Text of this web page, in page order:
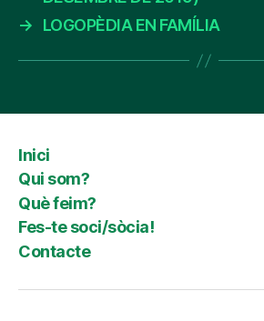
→
LOGOPÈDIA EN FAMÍLIA
Inici
Qui som?
Què feim?
Fes-te soci/sòcia!
Contacte